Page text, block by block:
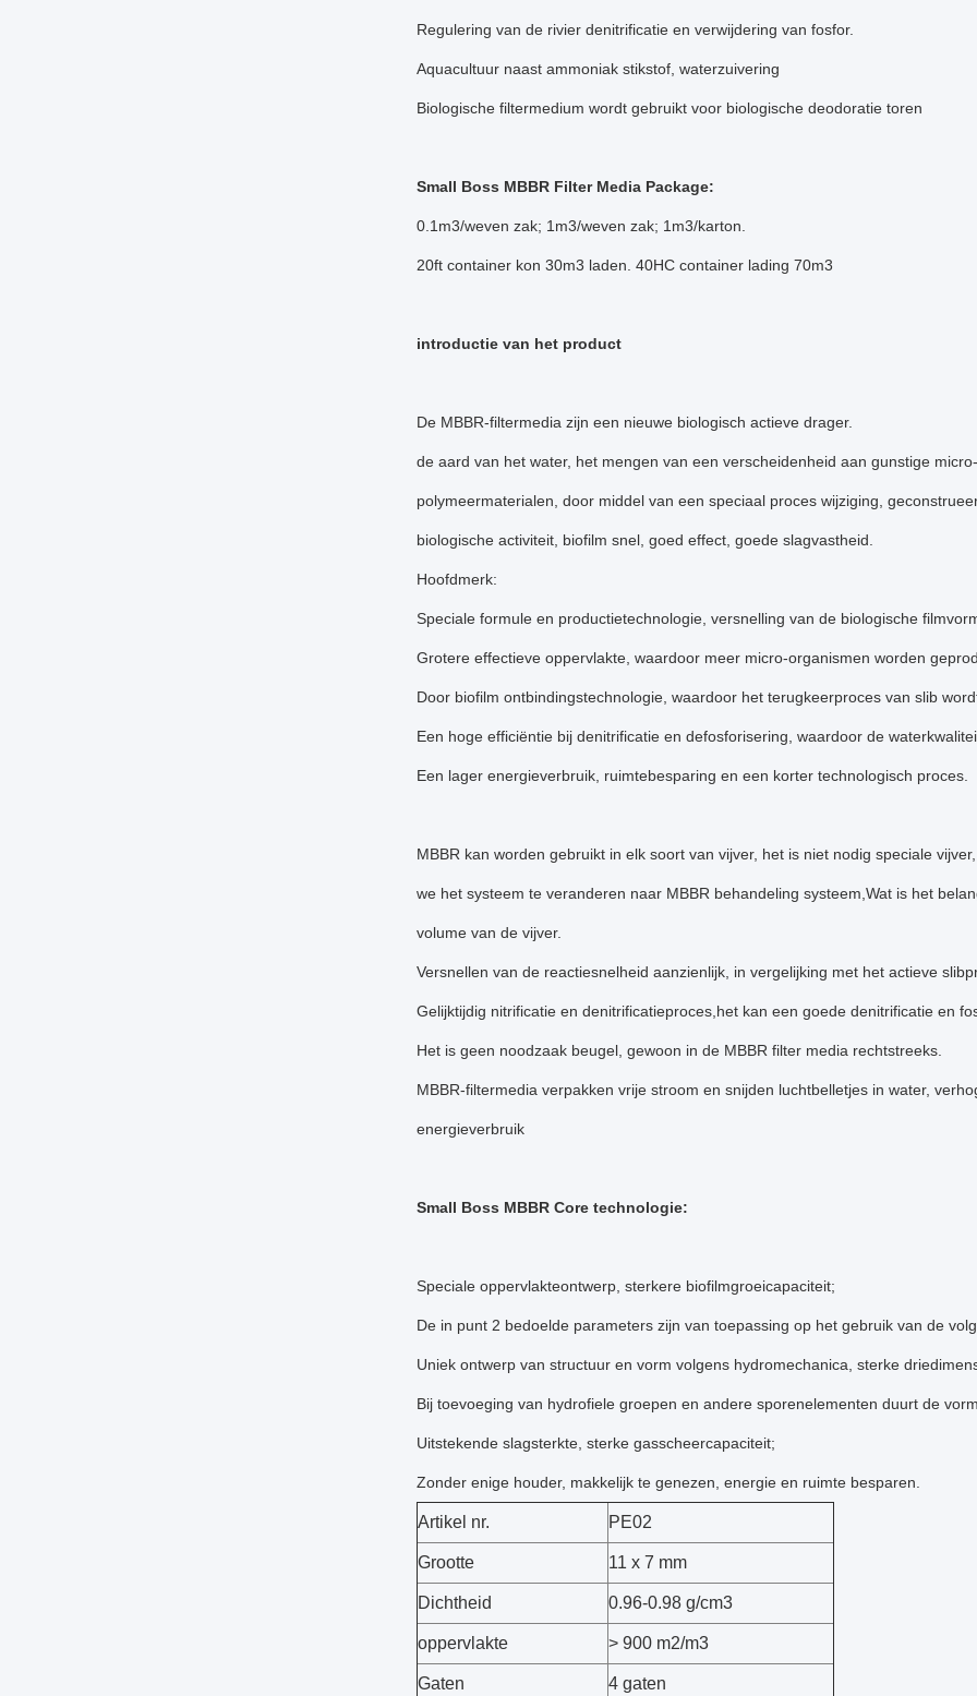
Regulering van de rivier denitrificatie en verwijdering van fosfor.
Aquacultuur naast ammoniak stikstof, waterzuivering
Biologische filtermedium wordt gebruikt voor biologische deodoratie toren
Small Boss MBBR Filter Media Package:
0.1m3/weven zak; 1m3/weven zak; 1m3/karton.
20ft container kon 30m3 laden. 40HC container lading 70m3
introductie van het product
De MBBR-filtermedia zijn een nieuwe biologisch actieve drager.
de aard van het water, het mengen van een verscheidenheid aan gunstige
polymeermaterialen, door middel van een speciaal proces wijziging,
biologische activiteit, biofilm snel, goed effect, goede slagvastheid.
Hoofdmerk:
Speciale formule en productietechnologie, versnelling van de biologische
Grotere effectieve oppervlakte, waardoor meer micro-organismen worden
Door biofilm ontbindingstechnologie, waardoor het terugkeerproces van slib
Een hoge efficiëntie bij denitrificatie en defosforisering, waardoor de
Een lager energieverbruik, ruimtebesparing en een korter technologisch proces.
MBBR kan worden gebruikt in elk soort van vijver, het is niet nodig speciale
we het systeem te veranderen naar MBBR behandeling systeem,Wat is het
volume van de vijver.
Versnellen van de reactiesnelheid aanzienlijk, in vergelijking met het actieve
Gelijktijdig nitrificatie en denitrificatieproces,het kan een goede denitrificatie en
Het is geen noodzaak beugel, gewoon in de MBBR filter media rechtstreeks.
MBBR-filtermedia verpakken vrije stroom en snijden luchtbelletjes in water,
energieverbruik
Small Boss MBBR Core technologie:
Speciale oppervlakteontwerp, sterkere biofilmgroeicapaciteit;
De in punt 2 bedoelde parameters zijn van toepassing op het gebruik van de
Uniek ontwerp van structuur en vorm volgens hydromechanica, sterke
Bij toevoeging van hydrofiele groepen en andere sporenelementen duurt de
Uitstekende slagsterkte, sterke gasscheercapaciteit;
Zonder enige houder, makkelijk te genezen, energie en ruimte besparen.
Artikel nr. PE02
Grootte 11 x 7 mm
Dichtheid 0.96-0.98 g/cm3
oppervlakte > 900 m2/m3
Gaten 4 gaten